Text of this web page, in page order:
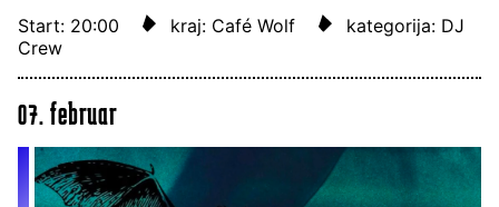
Start: 20:00 kraj: Café Wolf
kategorija: DJ
Crew
07. februar